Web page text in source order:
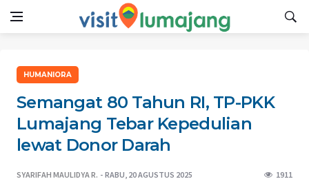
HUMANIORA
Semangat 80 Tahun RI, TP-PKK
Lumajang Tebar Kepedulian
lewat Donor Darah
SYARIFAH MAULIDYA R. RABU, 20 AGUSTUS 2025 1911